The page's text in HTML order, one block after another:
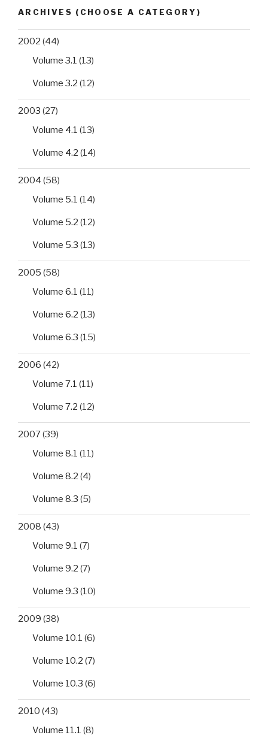
ARCHIVES (CHOOSE A CATEGORY)
2002 (44)
Volume 3.1 (13)
Volume 3.2 (12)
2003 (27)
Volume 4.1 (13)
Volume 4.2 (14)
2004 (58)
Volume 5.1 (14)
Volume 5.2 (12)
Volume 5.3 (13)
2005 (58)
Volume 6.1 (11)
Volume 6.2 (13)
Volume 6.3 (15)
2006 (42)
Volume 7.1 (11)
Volume 7.2 (12)
2007(39)
Volume 8.1 (11)
Volume 8.2 (4)
Volume 8.3 (5)
2008 (43)
Volume 9.1 (7)
Volume 9.2 (7)
Volume 9.3 (10)
2009 (38)
Volume 10.1 (6)
Volume 10.2 (7)
Volume 10.3 (6)
2010 (43)
Volume 11.1 (8)